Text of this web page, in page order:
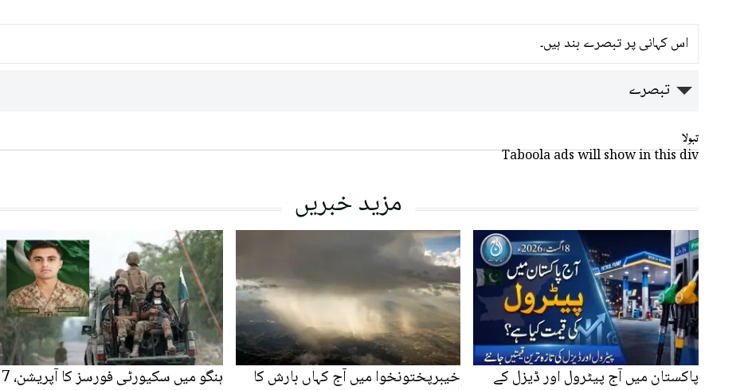
اس کہانی پر تبصرے بند ہیں۔
تبصرے
تبولا
Taboola ads will show in this div
مزید خبریں
پاکستان میں آج پیٹرول اور ڈیزل کے خیبرپختونخوا میں آج کہاں بارش کا ہنگو میں سکیورٹی فورسز کا آپریشن، 7